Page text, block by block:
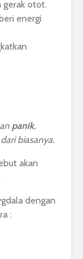
gerak otot.
energi
panik,
biasanya.
akan
dengan
: